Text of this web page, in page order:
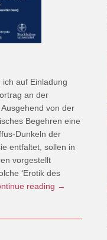
auf Einladung
an der
von der
Begehren eine
Dunkeln der
entfaltet, sollen in
vorgestellt
‘Erotik des
reading →